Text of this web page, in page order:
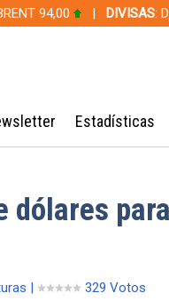
94,00 | DIVISAS:
Estadísticas
dólares
| 329 Votos